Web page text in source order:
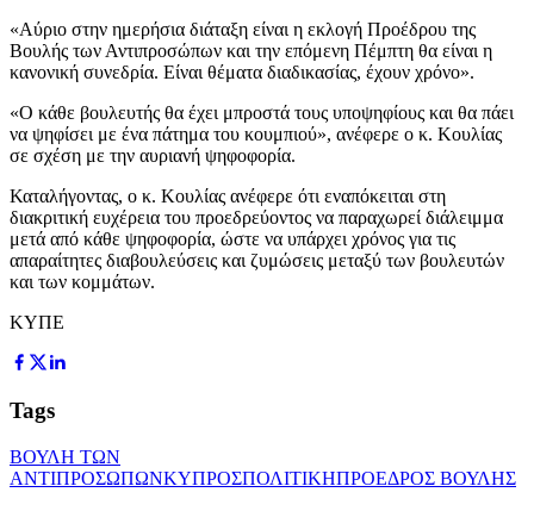
«Αύριο στην ημερήσια διάταξη είναι η εκλογή Προέδρου της
Βουλής των Αντιπροσώπων και την επόμενη Πέμπτη θα είναι η
κανονική συνεδρία. Είναι θέματα διαδικασίας, έχουν χρόνο».
«Ο κάθε βουλευτής θα έχει μπροστά τους υποψηφίους και θα πάει
να ψηφίσει με ένα πάτημα του κουμπιού», ανέφερε ο κ. Κουλίας
σε σχέση με την αυριανή ψηφοφορία.
Καταλήγοντας, ο κ. Κουλίας ανέφερε ότι εναπόκειται στη
διακριτική ευχέρεια του προεδρεύοντος να παραχωρεί διάλειμμα
μετά από κάθε ψηφοφορία, ώστε να υπάρχει χρόνος για τις
απαραίτητες διαβουλεύσεις και ζυμώσεις μεταξύ των βουλευτών
και των κομμάτων.
ΚΥΠΕ
Tags
ΒΟΥΛΗ ΤΩΝ
ΑΝΤΙΠΡΟΣΩΠΩΝΚΥΠΡΟΣΠΟΛΙΤΙΚΗΠΡΟΕΔΡΟΣ ΒΟΥΛΗΣ